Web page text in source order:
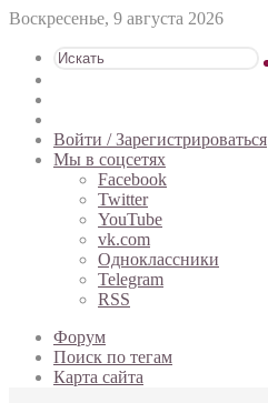
Воскресенье, 9 августа 2026
статья
Войти / Зарегистрироваться
Мы в соцсетях
Facebook
Twitter
YouTube
vk.com
Одноклассники
Telegram
RSS
Форум
Поиск по тегам
Карта сайта